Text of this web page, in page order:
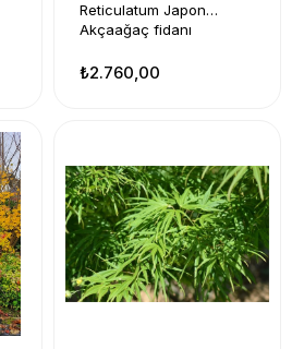
Reticulatum Japon
Akçaağaç fidanı
₺2.760,00